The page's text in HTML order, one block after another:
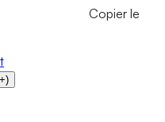
Copier le
+)